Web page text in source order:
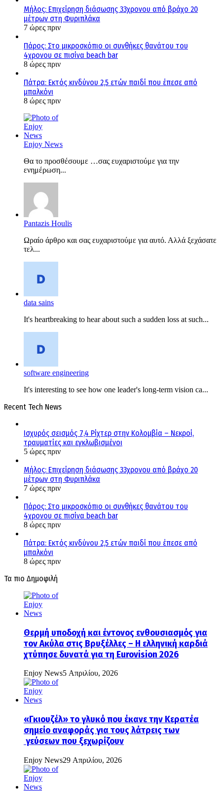
Μήλος: Επιχείρηση διάσωσης 33χρονου από βράχο 20
μέτρων στη Φυριπλάκα
7 ώρες πριν
Πάρος: Στο μικροσκόπιο οι συνθήκες θανάτου του
4χρονου σε πισίνα beach bar
8 ώρες πριν
Πάτρα: Εκτός κινδύνου 2,5 ετών παιδί που έπεσε από
μπαλκόνι
8 ώρες πριν
Enjoy News
Θα το προσθέσουμε …σας ευχαριστούμε για την
ενημέρωση...
Pantazis Houlis
Ωραίο άρθρο και σας ευχαριστούμε για αυτό. Αλλά ξεχάσατε
τελ...
data sains
It's heartbreaking to hear about such a sudden loss at such...
software engineering
It's interesting to see how one leader's long-term vision ca...
Recent Tech News
Ισχυρός σεισμός 7,4 Ρίχτερ στην Κολομβία – Νεκροί,
τραυματίες και εγκλωβισμένοι
5 ώρες πριν
Μήλος: Επιχείρηση διάσωσης 33χρονου από βράχο 20
μέτρων στη Φυριπλάκα
7 ώρες πριν
Πάρος: Στο μικροσκόπιο οι συνθήκες θανάτου του
4χρονου σε πισίνα beach bar
8 ώρες πριν
Πάτρα: Εκτός κινδύνου 2,5 ετών παιδί που έπεσε από
μπαλκόνι
8 ώρες πριν
Τα πιο Δημοφιλή
Θερμή υποδοχή και έντονος ενθουσιασμός για
τον Ακύλα στις Βρυξέλλες – Η ελληνική καρδιά
χτύπησε δυνατά για τη Eurovision 2026
Enjoy News5 Απριλίου, 2026
«Γκιουζέλ» το γλυκό που έκανε την Κερατέα
σημείο αναφοράς για τους λάτρεις των
γεύσεων που ξεχωρίζουν
Enjoy News29 Απριλίου, 2026